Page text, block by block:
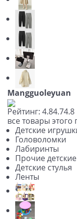
Mangguoleyuan
Рейтинг: 4.84.74.8
все товары этого
Детские
Головоломки
Лабиринты
Прочие
Детские стулья
Ленты